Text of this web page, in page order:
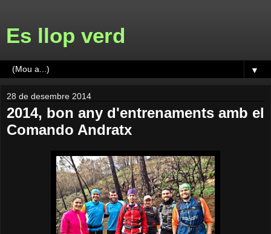
Es llop verd
▼
28 de desembre 2014
2014, bon any d'entrenaments amb el
Comando Andratx